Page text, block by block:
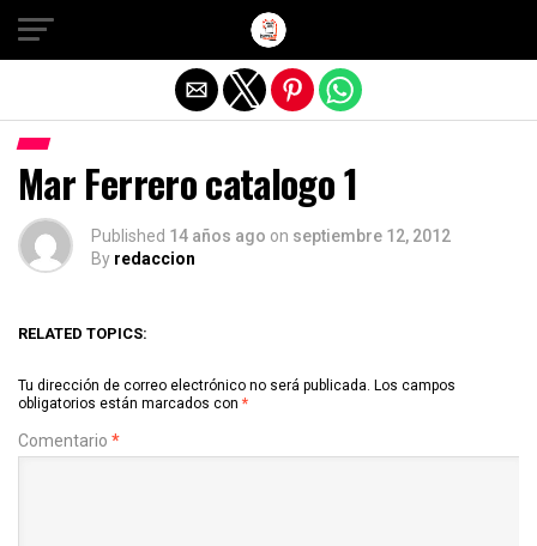
Mar Ferrero catalogo 1
Published 14 años ago on septiembre 12, 2012
By redaccion
RELATED TOPICS:
Tu dirección de correo electrónico no será publicada. Los campos
obligatorios están marcados con *
Comentario *
Salir de la versión móvil